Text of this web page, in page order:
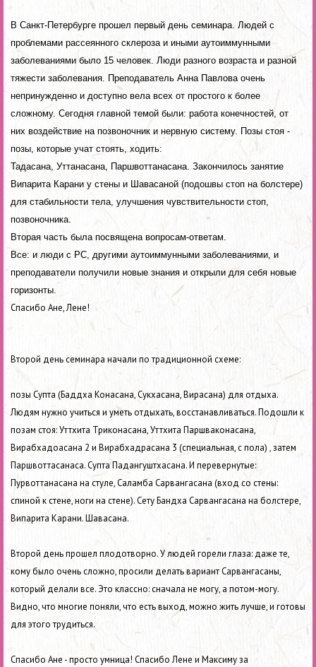
В Санкт-Петербурге прошел первый день семинара. Людей с
проблемами рассеянного склероза и иными аутоиммунными
заболеваниями было 15 человек. Люди разного возраста и разной
тяжести заболевания. Преподаватель Анна Павлова очень
непринужденно и доступно вела всех от простого к более
сложному. Сегодня главной темой были: работа конечностей, от
них воздействие на позвоночник и нервную систему. Позы стоя -
позы, которые учат стоять, ходить:
Тадасана, Уттанасана, Паршвоттанасана. Закончилось занятие
Випарита Карани у стены и Шавасаной (подошвы стоп на болстере)
для стабильности тела, улучшения чувствительности стоп,
позвоночника.
Вторая часть была посвящена вопросам-ответам.
Все: и люди с РС, другими аутоиммунными заболеваниями, и
преподаватели получили новые знания и открыли для себя новые
горизонты.
Спасибо Ане, Лене!
Второй день семинара начали по традиционной схеме:
позы Супта (Баддха Конасана, Сукхасана, Вирасана) для отдыха.
Людям нужно учиться и уметь отдыхать, восстанавливаться. Подошли к
позам стоя: Уттхита Триконасана, Уттхита Паршваконасана,
Вирабхадоасана 2 и Вирабхадрасана 3 (специальная, с пола) , затем
Паршвоттасанаса. Супта Падангуштхасана. И перевернутые:
Пурвоттанасана на стуле, Саламба Сарвангасана (вход со стены:
спиной к стене, ноги на стене). Сету Бандха Сарвангасана на болстере,
Випарита Карани. Шавасана.
Второй день прошел плодотворно. У людей горели глаза: даже те,
кому было очень сложно, просили делать вариант Сарвангасаны,
который делали все. Это классно: сначала не могу, а потом-могу.
Видно, что многие поняли, что есть выход, можно жить лучше, и готовы
для этого трудиться.
Спасибо Ане - просто умница! Спасибо Лене и Максиму за